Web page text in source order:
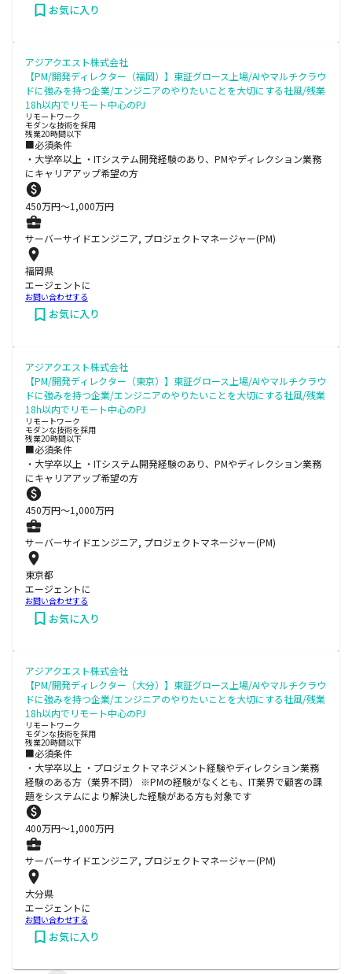
お気に入り
アジアクエスト株式会社
【PM/開発ディレクター（福岡）】東証グロース上場/AIやマルチクラウ
ドに強みを持つ企業/エンジニアのやりたいことを大切にする社風/残業
18h以内でリモート中心のPJ
リモートワーク
モダンな技術を採用
残業20時間以下
■必須条件
・大学卒以上 ・ITシステム開発経験のあり、PMやディレクション業務
にキャリアアップ希望の方
450万円〜1,000万円
サーバーサイドエンジニア, プロジェクトマネージャー(PM)
福岡県
エージェントに
お問い合わせする
お気に入り
アジアクエスト株式会社
【PM/開発ディレクター（東京）】東証グロース上場/AIやマルチクラウ
ドに強みを持つ企業/エンジニアのやりたいことを大切にする社風/残業
18h以内でリモート中心のPJ
リモートワーク
モダンな技術を採用
残業20時間以下
■必須条件
・大学卒以上 ・ITシステム開発経験のあり、PMやディレクション業務
にキャリアアップ希望の方
450万円〜1,000万円
サーバーサイドエンジニア, プロジェクトマネージャー(PM)
東京都
エージェントに
お問い合わせする
お気に入り
アジアクエスト株式会社
【PM/開発ディレクター（大分）】東証グロース上場/AIやマルチクラウ
ドに強みを持つ企業/エンジニアのやりたいことを大切にする社風/残業
18h以内でリモート中心のPJ
リモートワーク
モダンな技術を採用
残業20時間以下
■必須条件
・大学卒以上 ・プロジェクトマネジメント経験やディレクション業務
経験のある方（業界不問） ※PMの経験がなくとも、IT業界で顧客の課
題をシステムにより解決した経験がある方も対象です
400万円〜1,000万円
サーバーサイドエンジニア, プロジェクトマネージャー(PM)
大分県
エージェントに
お問い合わせする
お気に入り